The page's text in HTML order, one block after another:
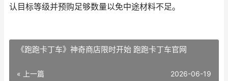
认目标等级并预购足够数量以免中途材料不足。
《跑跑卡丁车》神奇商店限时开始 跑跑卡丁车官网
« 上一篇 2026-06-19